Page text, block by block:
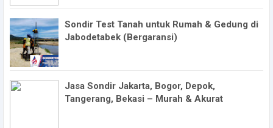
Sondir Test Tanah untuk Rumah & Gedung di
Jabodetabek (Bergaransi)
Jasa Sondir Jakarta, Bogor, Depok,
Tangerang, Bekasi – Murah & Akurat